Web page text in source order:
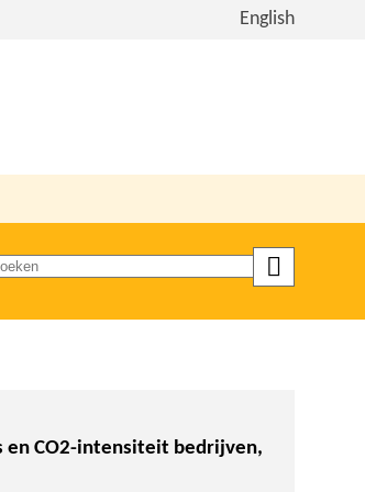
Bekijk
English
en CO2-intensiteit bedrijven,